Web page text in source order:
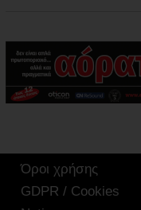
Όροι χρήσης
GDPR / Cookies